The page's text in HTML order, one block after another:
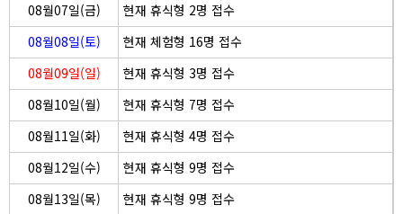
08월07일(금)
현재 휴식형 2명 접수
08월08일(토)
현재 체험형 16명 접수
08월09일(일)
현재 휴식형 3명 접수
08월10일(월)
현재 휴식형 7명 접수
08월11일(화)
현재 휴식형 4명 접수
08월12일(수)
현재 휴식형 9명 접수
08월13일(목)
현재 휴식형 9명 접수